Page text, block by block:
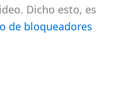
Dicho esto, es
de bloqueadores